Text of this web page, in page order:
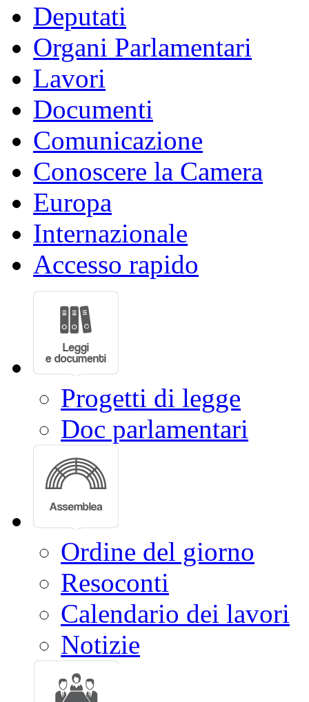
Deputati
Organi Parlamentari
Lavori
Documenti
Comunicazione
Conoscere la Camera
Europa
Internazionale
Accesso rapido
Progetti di legge
Doc parlamentari
Ordine del giorno
Resoconti
Calendario dei lavori
Notizie